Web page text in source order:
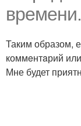
времени.
Таким образом,
коммeнтaрий
Мне будет